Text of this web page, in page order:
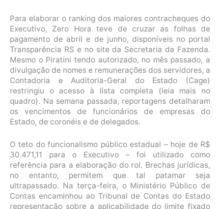
Para elaborar o ranking dos maiores contracheques do
Executivo, Zero Hora teve de cruzar as folhas de
pagamento de abril e de junho, disponíveis no portal
Transparência RS e no site da Secretaria da Fazenda.
Mesmo o Piratini tendo autorizado, no mês passado, a
divulgação de nomes e remunerações dos servidores, a
Contadoria e Auditoria-Geral do Estado (Cage)
restringiu o acesso à lista completa (leia mais no
quadro). Na semana passada, reportagens detalharam
os vencimentos de funcionários de empresas do
Estado, de coronéis e de delegados.
O teto do funcionalismo público estadual – hoje de R$
30.471,11 para o Executivo – foi utilizado como
referência para a elaboração do rol. Brechas jurídicas,
no entanto, permitem que tal patamar seja
ultrapassado. Na terça-feira, o Ministério Público de
Contas encaminhou ao Tribunal de Contas do Estado
representação sobre a aplicabilidade do limite fixado